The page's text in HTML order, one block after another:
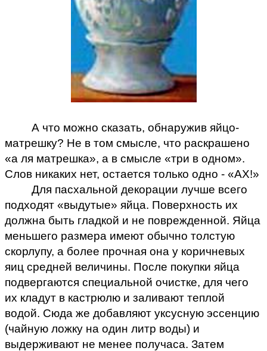
А что можно сказать, обнаружив яйцо-
матрешку? Не в том смысле, что раскрашено
«а ля матрешка», а в смысле «три в одном».
Слов никаких нет, остается только одно - «АХ!»
Для пасхальной декорации лучше всего
подходят «выдутые» яйца. Поверхность их
должна быть гладкой и не поврежденной. Яйца
меньшего размера имеют обычно толстую
скорлупу, а более прочная она у коричневых
яиц средней величины. После покупки яйца
подвергаются специальной очистке, для чего
их кладут в кастрюлю и заливают теплой
водой. Сюда же добавляют уксусную эссенцию
(чайную ложку на один литр воды) и
выдерживают не менее получаса. Затем